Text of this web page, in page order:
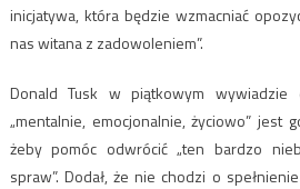
inicjatywa, która będzie wzmacniać
nas witana z zadowoleniem”.
Donald Tusk w piątkowym wywiadzie
„mentalnie, emocjonalnie, życiowo” jest
żeby pomóc odwrócić „ten bardzo
spraw”. Dodał, że nie chodzi o